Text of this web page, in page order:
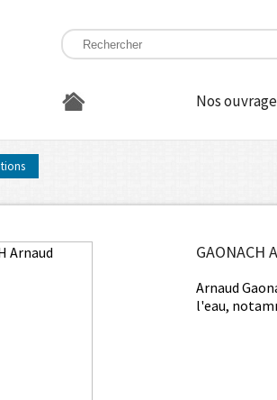
Nos
GAONACH
Arnaud
l'eau,